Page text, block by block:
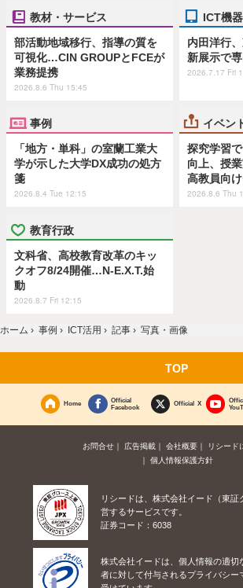
教材・サービス
部活動地域移行、指導の質を
可視化…CIN GROUPとFCEが
業務提携
2026.8.6 Thu 15:45
ICT機器
内田洋行
新展示で
2026.7.17 Fri
事例
「地方・単科」の室蘭工業大
学が示した大学DX成功の処方
箋
2026.8.4 Tue 12:15
イベン
探究学習
向上、授
高教員向
2026.8.6 Thu
教育行政
文科省、高校教育改革のキッ
クオフ8/24開催…N-E.X.T.始
動
2026.8.7 Fri 12:15
ホーム › 事例 › ICT活用 › 記事 › 写真・画像
TOP
Home
Official
Facebook
Official X
お問合せ 広告掲載 会社概要
リシード
個人情報保護方針
リシードは、株式会社イード（東証
営するサービスです。
証券コード：6038
株式会社イードは、個人情報の適切
者に対して付与されるプライバシー